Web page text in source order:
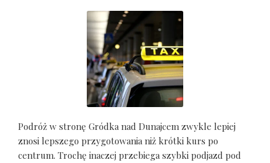
Podróż w stronę Gródka nad Dunajcem zwykle lepiej
znosi lepszego przygotowania niż krótki kurs po
centrum. Trochę inaczej przebiega szybki podjazd pod